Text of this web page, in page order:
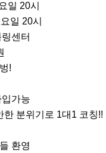
일 20시
가능
환영